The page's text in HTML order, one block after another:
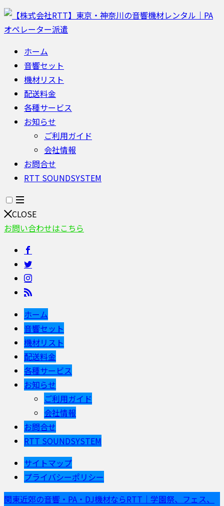
ホーム
音響セット
機材リスト
配送料金
各種サービス
お知らせ
ご利用ガイド
会社情報
お問合せ
RTT SOUNDSYSTEM
CLOSE
お問い合わせはこちら
ホーム
音響セット
機材リスト
配送料金
各種サービス
お知らせ
ご利用ガイド
会社情報
お問合せ
RTT SOUNDSYSTEM
サイトマップ
プライバシーポリシー
関東近郊の音響・PA・DJ機材ならRTT｜学園祭、フェス、